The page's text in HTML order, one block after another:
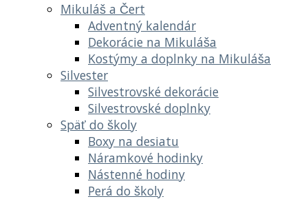
Mikuláš a Čert
Adventný kalendár
Dekorácie na Mikuláša
Kostýmy a doplnky na Mikuláša
Silvester
Silvestrovské dekorácie
Silvestrovské doplnky
Späť do školy
Boxy na desiatu
Náramkové hodinky
Nástenné hodiny
Perá do školy